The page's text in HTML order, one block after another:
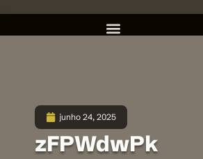
junho 24, 2025
zFPWdwPk